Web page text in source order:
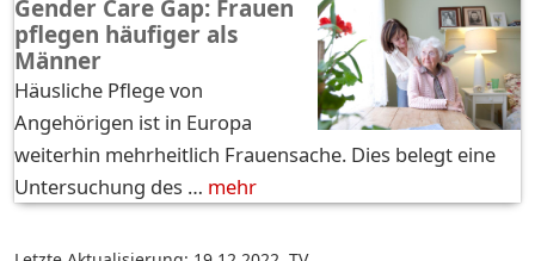
Gender Care Gap: Frauen
pflegen häufiger als
Männer
Häusliche Pflege von
Angehörigen ist in Europa
weiterhin mehrheitlich Frauensache. Dies belegt eine
Untersuchung des … mehr